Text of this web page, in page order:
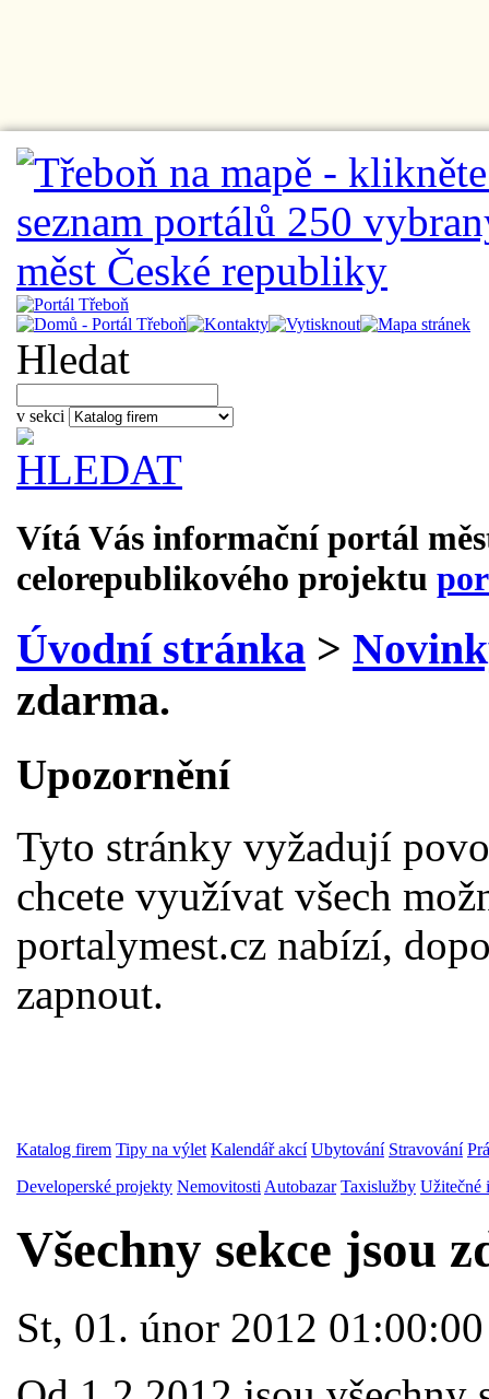
Hledat
v sekci
Vítá Vás informační portál
celorepublikového projektu
Úvodní stránka >
zdarma.
Upozornění
Tyto stránky vyžadují
chcete využívat všech
portalymest.cz nabízí,
zapnout.
Katalog firem Tipy na výlet Kalendář akcí Ubytování Stravování
Developerské projekty Nemovitosti Autobazar Taxislužby Užitečné
Všechny sekce jsou
St, 01. únor 2012 01:00:00